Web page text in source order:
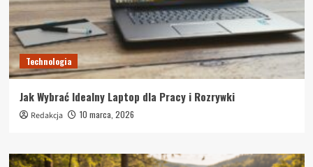
Technologia
Jak Wybrać Idealny Laptop dla Pracy i Rozrywki
Redakcja 10 marca, 2026